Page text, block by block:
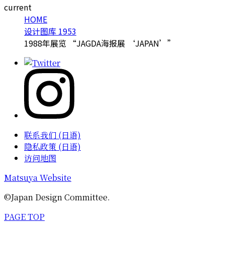
current
HOME
设计图库 1953
1988年展览 “JAGDA海报展 ‘JAPAN’”
联系我们 (日语)
隐私政策 (日语)
访问地图
Matsuya Website
©Japan Design Committee.
PAGE TOP